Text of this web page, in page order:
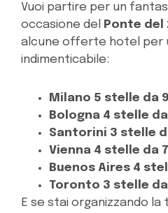
Vuoi partire per un
occasione del
Ponte del
alcune offerte hotel per
indimenticabile:
Milano 5 stelle da
Bologna 4 stelle
Santorini 3 stelle
Vienna 4 stelle da
Buenos Aires 4
Toronto 3 stelle da
E se stai organizzando la